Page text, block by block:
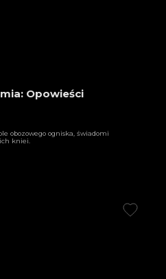
Opowieści
obozowego ogniska, świadomi
kniei.